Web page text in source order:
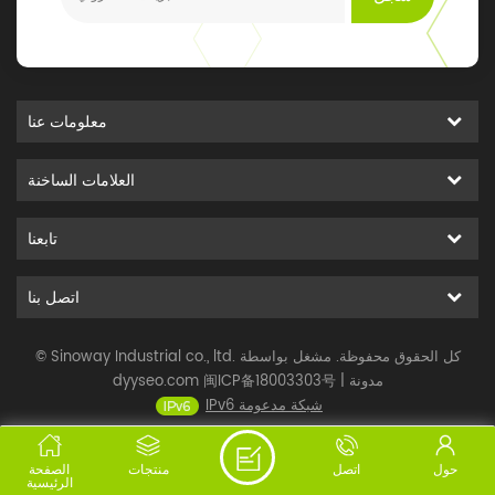
معلومات عنا
العلامات الساخنة
تابعنا
اتصل بنا
© Sinoway Industrial co., ltd. كل الحقوق محفوظة. مشغل بواسطة
dyyseo.com 闽ICP备18003303号| مدونة
IPv6 شبكة مدعومة
الصفحة
الرئيسية
منتجات حول اتصل